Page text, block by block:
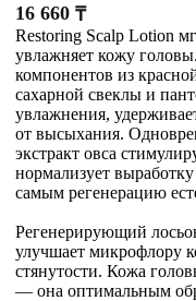
16 660 ₸
Restoring Scalp Lotion
увлажняет кожу
компонентов из
сахарной свеклы и
увлажнения,
от высыхания.
экстракт овса
нормализует
самым регенерацию
Регенерирующий
улучшает микрофлору
стянутости. Кожа
— она оптимальным